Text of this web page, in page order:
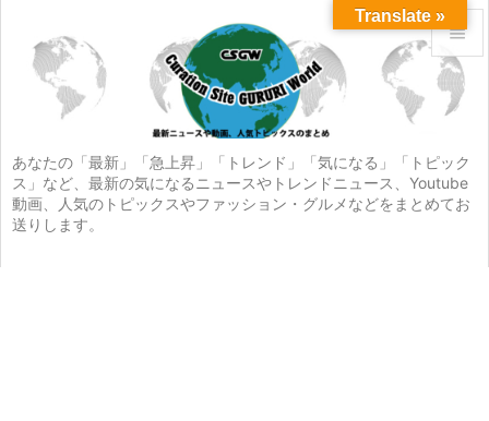
あなたの「最新」「急上昇」「トレンド」「気になる」「トピック
ス」など、最新の気になるニュースやトレンドニュース、Youtube
動画、人気のトピックスやファッション・グルメなどをまとめてお
送りします。


メニュ
サイド

前へ
Translate »